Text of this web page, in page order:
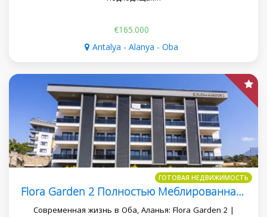
€165.000
Antalya - Alanya - Oba
ГОТОВАЯ НЕДВИЖИМОСТЬ
Flora Garden 2 Полностью Меблированная Квартира 2+1
Современная жизнь в Оба, Аланья: Flora Garden 2 |